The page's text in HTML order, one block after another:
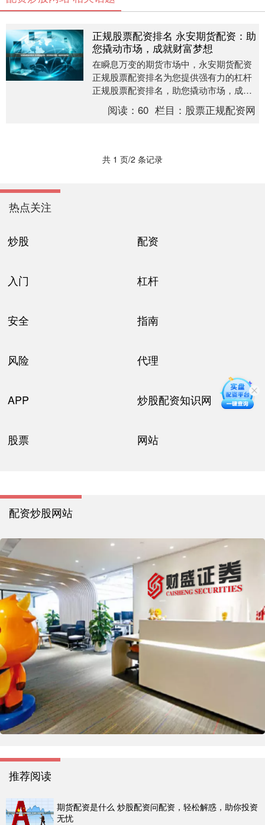
正规股票配资排名 永安期货配资：助
您撬动市场，成就财富梦想
在瞬息万变的期货市场中，永安期货配资
正规股票配资排名为您提供强有力的杠杆
正规股票配资排名，助您撬动市场，成就
财富梦想。 1. 市场调研：仔细研究股票配
资行业，并....
阅读：60 栏目： 股票正规配资网
共 1 页/2 条记录
热点关注
炒股 配资
入门 杠杆
安全 指南
风险 代理
APP 炒股配资知识网
股票 网站
配资炒股网站
推荐阅读
期货配资是什么 炒股配资问配资，轻松解惑，助你投资
无忧